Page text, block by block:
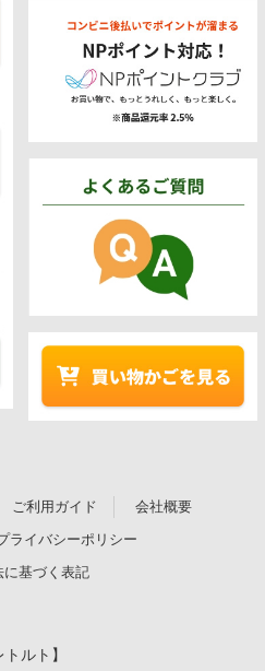
ご利用ガイド
会社概要
ライバシーポリシー
に基づく表記
トルト】